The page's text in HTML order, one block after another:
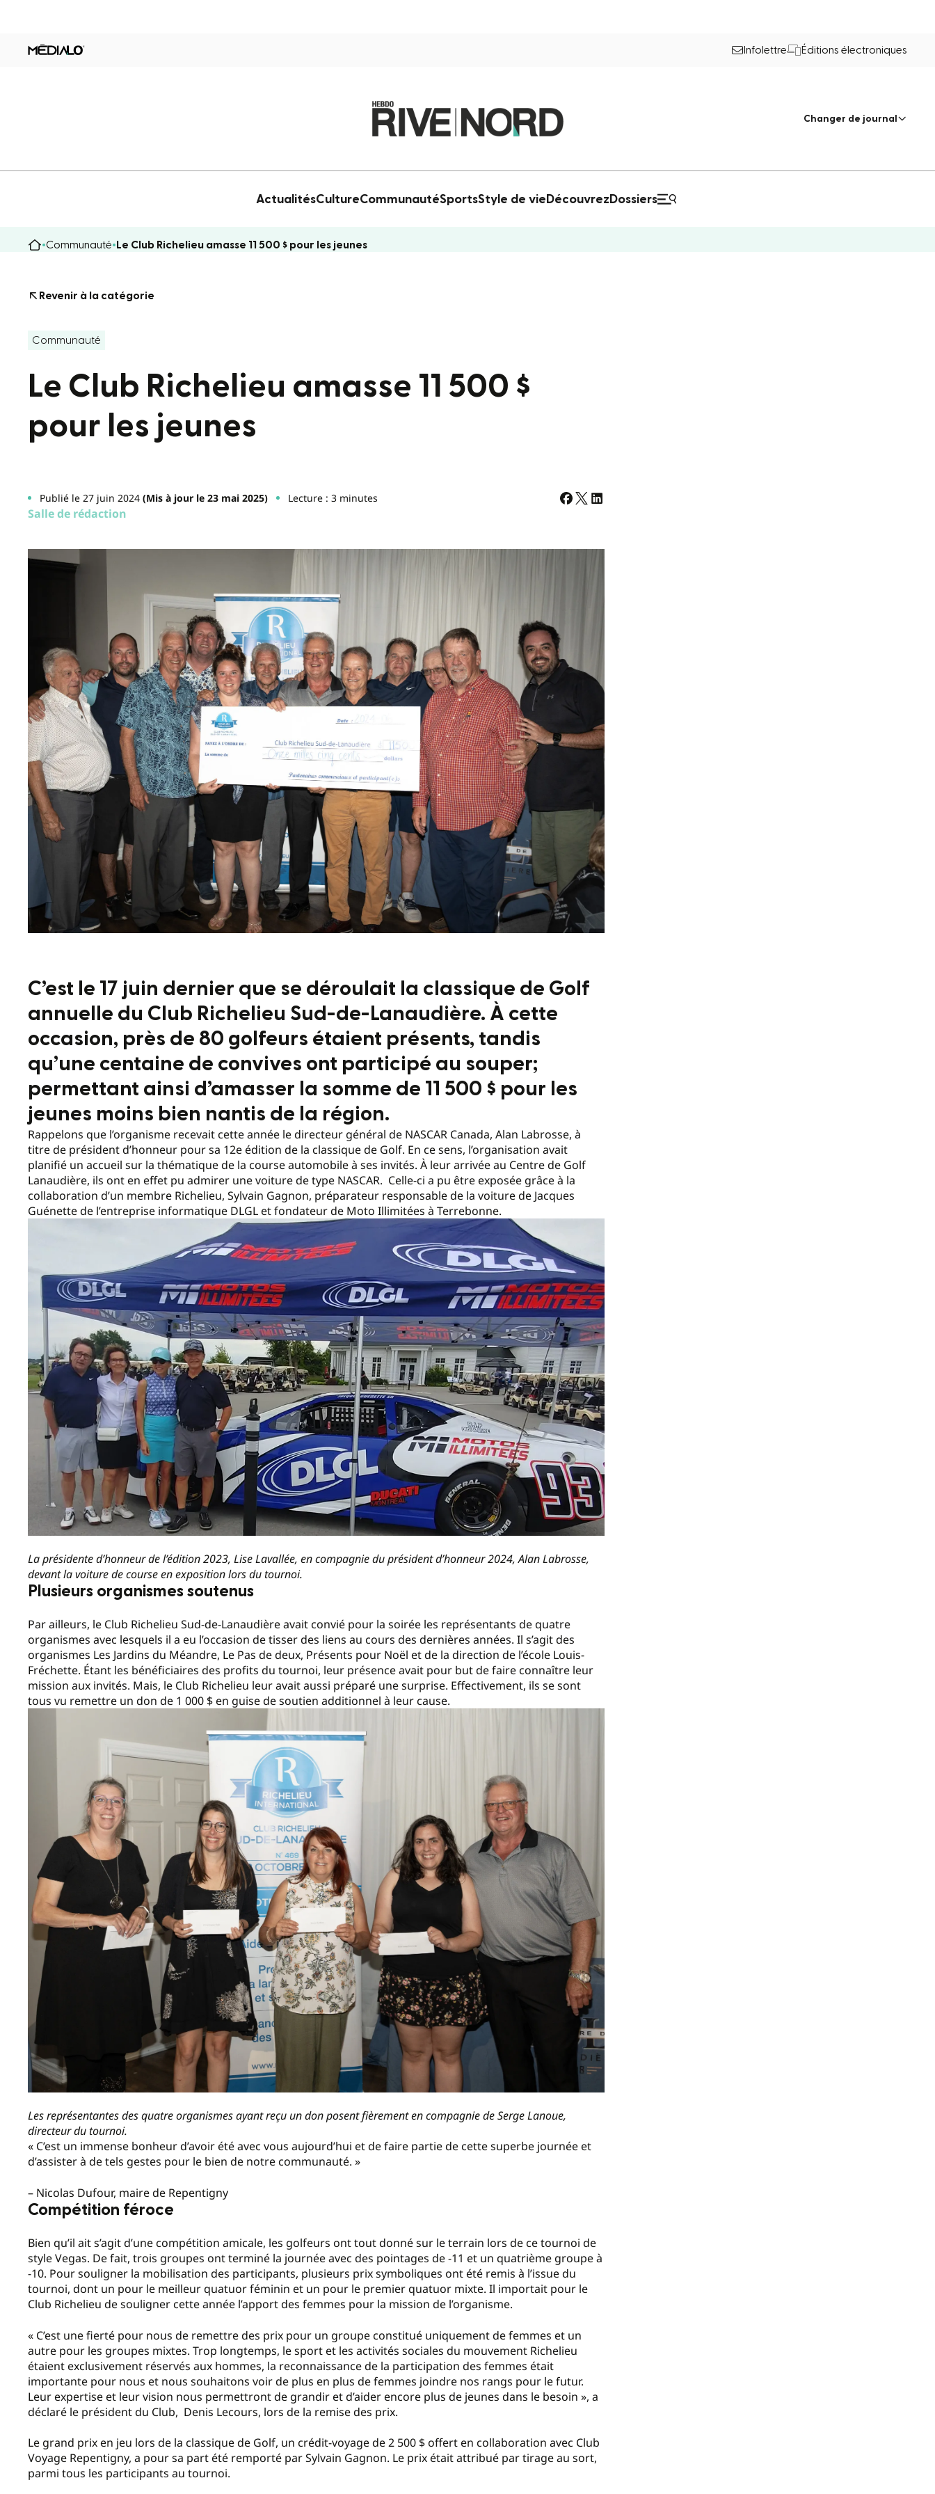
Infolettre Éditions électroniques
Changer de journal
ActualitésCultureCommunautéSportsStyle de vie Découvrez Dossiers
Communauté Le Club Richelieu amasse 11 500 $ pour les jeunes
Revenir à la catégorie
Communauté
Le Club Richelieu amasse 11 500 $
pour les jeunes
Publié le 27 juin 2024(Mis à jour le 23 mai 2025) Lecture : 3 minutes
Salle de rédaction
C’est le 17 juin dernier que se déroulait la classique de Golf
annuelle du Club Richelieu Sud-de-Lanaudière. À cette
occasion, près de 80 golfeurs étaient présents, tandis
qu’une centaine de convives ont participé au souper;
permettant ainsi d’amasser la somme de 11 500 $ pour les
jeunes moins bien nantis de la région.
Rappelons que l’organisme recevait cette année le directeur général de NASCAR Canada, Alan Labrosse, à
titre de président d’honneur pour sa 12e édition de la classique de Golf. En ce sens, l’organisation avait
planifié un accueil sur la thématique de la course automobile à ses invités. À leur arrivée au Centre de Golf
Lanaudière, ils ont en effet pu admirer une voiture de type NASCAR. Celle-ci a pu être exposée grâce à la
collaboration d’un membre Richelieu, Sylvain Gagnon, préparateur responsable de la voiture de Jacques
Guénette de l’entreprise informatique DLGL et fondateur de Moto Illimitées à Terrebonne.
La présidente d’honneur de l’édition 2023, Lise Lavallée, en compagnie du président d’honneur 2024, Alan Labrosse,
devant la voiture de course en exposition lors du tournoi.
Plusieurs organismes soutenus
Par ailleurs, le Club Richelieu Sud-de-Lanaudière avait convié pour la soirée les représentants de quatre
organismes avec lesquels il a eu l’occasion de tisser des liens au cours des dernières années. Il s’agit des
organismes Les Jardins du Méandre, Le Pas de deux, Présents pour Noël et de la direction de l’école Louis-
Fréchette. Étant les bénéficiaires des profits du tournoi, leur présence avait pour but de faire connaître leur
mission aux invités. Mais, le Club Richelieu leur avait aussi préparé une surprise. Effectivement, ils se sont
tous vu remettre un don de 1 000 $ en guise de soutien additionnel à leur cause.
Les représentantes des quatre organismes ayant reçu un don posent fièrement en compagnie de Serge Lanoue,
directeur du tournoi.
« C’est un immense bonheur d’avoir été avec vous aujourd’hui et de faire partie de cette superbe journée et
d’assister à de tels gestes pour le bien de notre communauté. »
– Nicolas Dufour, maire de Repentigny
Compétition féroce
Bien qu’il ait s’agit d’une compétition amicale, les golfeurs ont tout donné sur le terrain lors de ce tournoi de
style Vegas. De fait, trois groupes ont terminé la journée avec des pointages de -11 et un quatrième groupe à
-10. Pour souligner la mobilisation des participants, plusieurs prix symboliques ont été remis à l’issue du
tournoi, dont un pour le meilleur quatuor féminin et un pour le premier quatuor mixte. Il importait pour le
Club Richelieu de souligner cette année l’apport des femmes pour la mission de l’organisme.
« C’est une fierté pour nous de remettre des prix pour un groupe constitué uniquement de femmes et un
autre pour les groupes mixtes. Trop longtemps, le sport et les activités sociales du mouvement Richelieu
étaient exclusivement réservés aux hommes, la reconnaissance de la participation des femmes était
importante pour nous et nous souhaitons voir de plus en plus de femmes joindre nos rangs pour le futur.
Leur expertise et leur vision nous permettront de grandir et d’aider encore plus de jeunes dans le besoin », a
déclaré le président du Club, Denis Lecours, lors de la remise des prix.
Le grand prix en jeu lors de la classique de Golf, un crédit-voyage de 2 500 $ offert en collaboration avec Club
Voyage Repentigny, a pour sa part été remporté par Sylvain Gagnon. Le prix était attribué par tirage au sort,
parmi tous les participants au tournoi.